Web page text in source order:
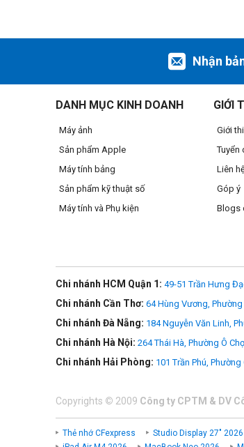
Nhận
DANH MỤC KINH DOANH
Máy ảnh
Sản phẩm Apple
Máy tính bảng
Sản phẩm kỹ thuật số
Máy tính và Phụ kiện
GIỚI
Giới
Tuyển
Liên
Góp ý
Blogs
Chi nhánh HCM Quận 1: 49-51 Trần Hưng
Chi nhánh Cần Thơ: 64 Hùng Vương, Phường
Chi nhánh Đà Nẵng: 184 Nguyễn Văn Linh,
Chi nhánh Hà Nội: 264 Thái Hà, Phường Ô
Chi nhánh Hải Phòng: 101 Trần Phú,
Copyrights © 2009 Công ty CPTM & DV
Thẻ nhớ CFexpress Studio Display 27" 2026